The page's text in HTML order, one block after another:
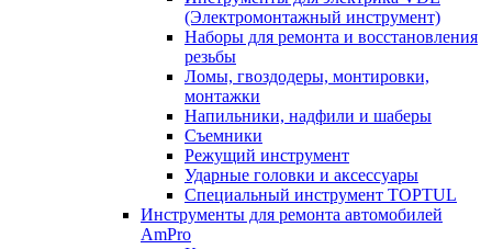
(Электромонтажный инструмент)
Наборы для ремонта и восстановления
резьбы
Ломы, гвоздодеры, монтировки,
монтажки
Напильники, надфили и шаберы
Съемники
Режущий инструмент
Ударные головки и аксессуары
Специальный инструмент TOPTUL
Инструменты для ремонта автомобилей
AmPro